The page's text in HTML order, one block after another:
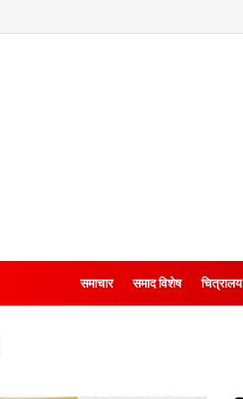
समाचार समाद विशेष चित्रालय